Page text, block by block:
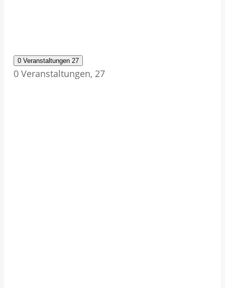
0 Veranstaltungen 27
0 Veranstaltungen, 27